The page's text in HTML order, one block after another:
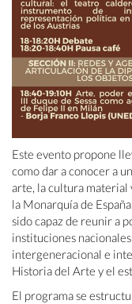
Este evento propone
como dar a conocer a
arte, la cultura material
la Monarquía de
sido capaz de reunir a
instituciones
intergeneracional e
Historia del Arte y el
El programa se